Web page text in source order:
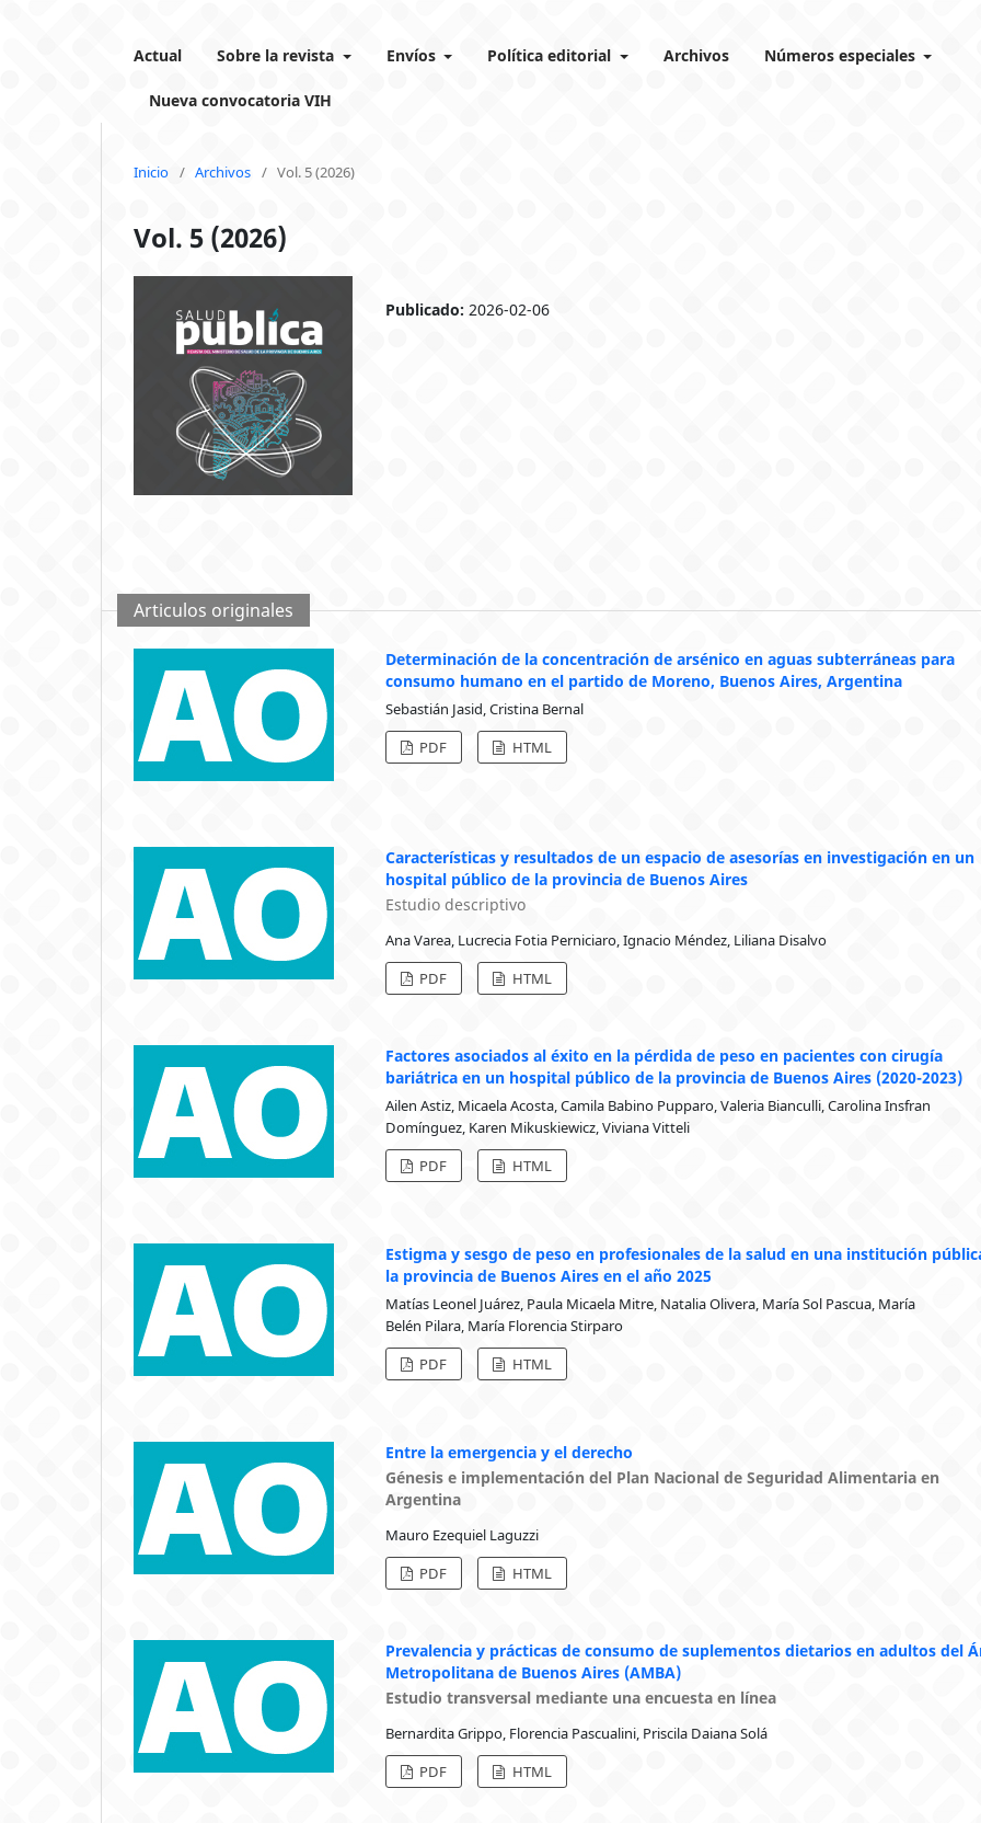
Actual Sobre la revista Envíos Política editorial Archivos Números especiales
Nueva convocatoria VIH
Inicio / Archivos / Vol. 5 (2026)
Vol. 5 (2026)
Publicado: 2026-02-06
Articulos originales
Determinación de la concentración de arsénico en aguas subterráneas para
consumo humano en el partido de Moreno, Buenos Aires, Argentina
Sebastián Jasid, Cristina Bernal
PDF
HTML
Características y resultados de un espacio de asesorías en investigación en un
hospital público de la provincia de Buenos Aires
Estudio descriptivo
Ana Varea, Lucrecia Fotia Perniciaro, Ignacio Méndez, Liliana Disalvo
PDF
HTML
Factores asociados al éxito en la pérdida de peso en pacientes con cirugía
bariátrica en un hospital público de la provincia de Buenos Aires (2020-2023)
Ailen Astiz, Micaela Acosta, Camila Babino Pupparo, Valeria Bianculli, Carolina Insfran
Domínguez, Karen Mikuskiewicz, Viviana Vitteli
PDF
HTML
Estigma y sesgo de peso en profesionales de la salud en una institución
la provincia de Buenos Aires en el año 2025
Matías Leonel Juárez, Paula Micaela Mitre, Natalia Olivera, María Sol Pascua, María
Belén Pilara, María Florencia Stirparo
PDF
HTML
Entre la emergencia y el derecho
Génesis e implementación del Plan Nacional de Seguridad Alimentaria en
Argentina
Mauro Ezequiel Laguzzi
PDF
HTML
Prevalencia y prácticas de consumo de suplementos dietarios en adultos del
Metropolitana de Buenos Aires (AMBA)
Estudio transversal mediante una encuesta en línea
Bernardita Grippo, Florencia Pascualini, Priscila Daiana Solá
PDF
HTML